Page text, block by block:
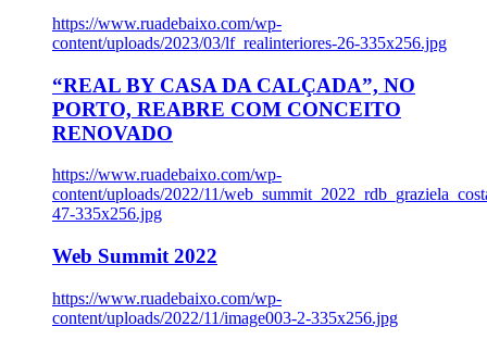
https://www.ruadebaixo.com/wp-
content/uploads/2023/03/lf_realinteriores-26-335x256.jpg
“REAL BY CASA DA CALÇADA”, NO
PORTO, REABRE COM CONCEITO
RENOVADO
https://www.ruadebaixo.com/wp-
content/uploads/2022/11/
47-335x256.jpg
Web Summit 2022
https://www.ruadebaixo.com/wp-
content/uploads/2022/11/image003-2-335x256.jpg